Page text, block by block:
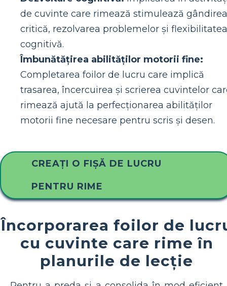
de cuvinte care rimează stimulează gândirea
critică, rezolvarea problemelor și flexibilitatea
cognitivă.
Îmbunătățirea abilităților motorii fine:
Completarea foilor de lucru care implică
trasarea, încercuirea și scrierea cuvintelor
rimează ajută la perfecționarea abilităților
motorii fine necesare pentru scris și desen.
CREAȚI O FIȘĂ DE LUCRU
PENTRU RIME
Încorporarea foilor de
cu cuvinte care rime în
planurile de lecție